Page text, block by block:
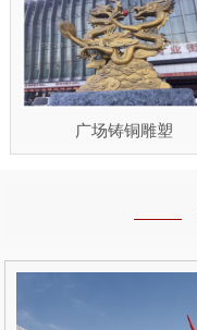
广场铸铜雕塑